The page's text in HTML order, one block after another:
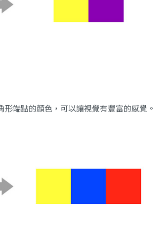
端點的顏色，可以讓視覺有豐富的感覺。